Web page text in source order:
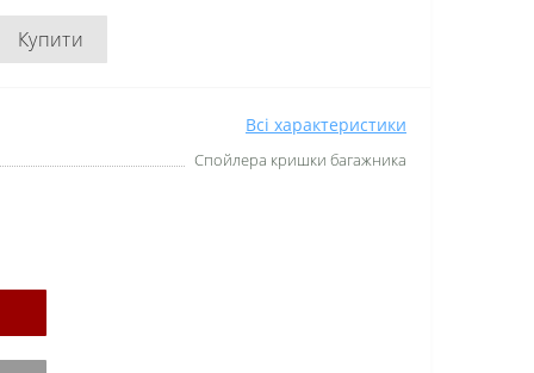
Купити
Всі характеристики
Спойлера кришки багажника